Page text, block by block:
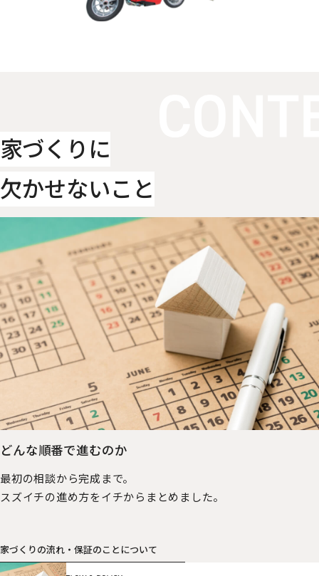
家づくりに
欠かせないこと
どんな順番で進むのか
最初の相談から完成まで。
スズイチの進め方をイチからまとめました。
家づくりの流れ・保証のことについて